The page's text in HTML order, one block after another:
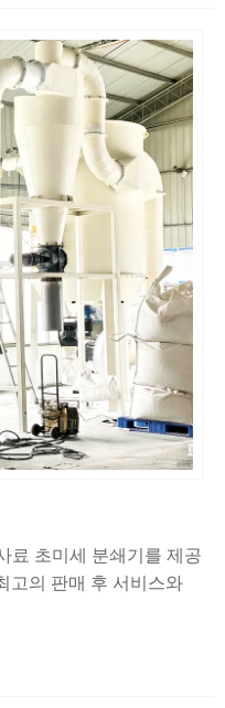
료 초미세 분쇄기를 제공
고의 판매 후 서비스와